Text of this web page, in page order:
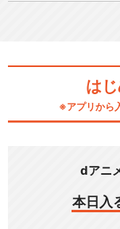
は
※アプリから
dアニ
本日入